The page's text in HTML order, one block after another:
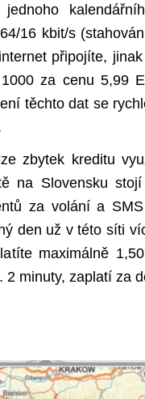
16 kbit/s
připojíte,
za cenu 5,99
těchto dat se
zbytek kreditu
na Slovensku
za volání a
den už v této síti
maximálně
2 minuty, zaplatí za